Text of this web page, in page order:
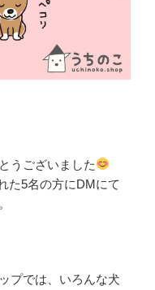
うございました
た5名の方にDMにて
プでは、いろんな犬